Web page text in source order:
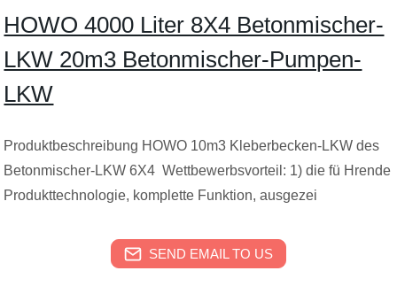
HOWO 4000 Liter 8X4 Betonmischer-
LKW 20m3 Betonmischer-Pumpen-
LKW
Produktbeschreibung HOWO 10m3 Kleberbecken-LKW des
Betonmischer-LKW 6X4 Wettbewerbsvorteil: 1) die fü Hrende
Produkttechnologie, komplette Funktion, ausgezei
SEND EMAIL TO US